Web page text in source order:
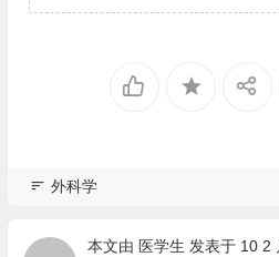
外科学
本文由 医学生 发表于 10 2